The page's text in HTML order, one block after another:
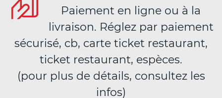
Paiement en ligne ou à la
livraison. Réglez par paiement
sécurisé, cb, carte ticket restaurant,
ticket restaurant, espèces.
(pour plus de détails, consultez les
infos)